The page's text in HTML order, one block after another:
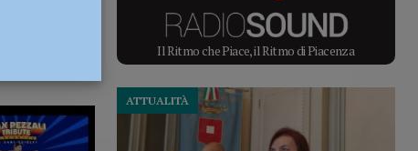
Il Ritmo che Piace, il Ritmo di Piacenza
ATTUALITÀ